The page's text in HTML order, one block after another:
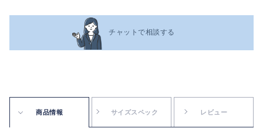
チャットで相談する
商品情報 サイズスペック レビュー